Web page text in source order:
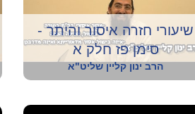
שיעורי חזרה איסור והיתר -
סימן פז חלק א
הרב ינון קליין שליט"א